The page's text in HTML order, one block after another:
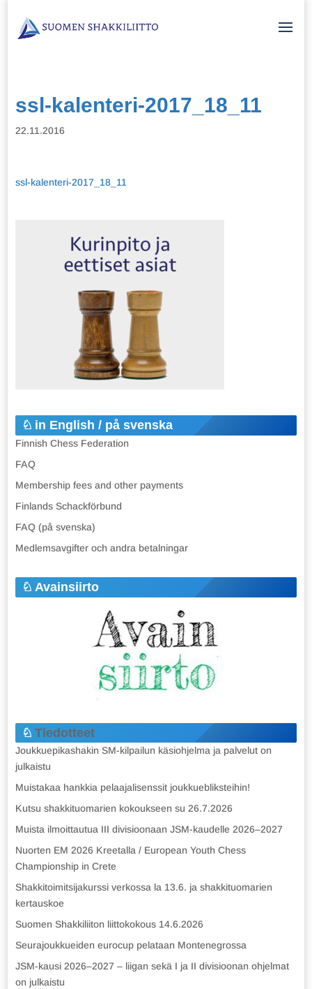
ssl-kalenteri-2017_18_11
22.11.2016
ssl-kalenteri-2017_18_11
in English / på svenska
Finnish Chess Federation
FAQ
Membership fees and other payments
Finlands Schackförbund
FAQ (på svenska)
Medlemsavgifter och andra betalningar
Avainsiirto
Tiedotteet
Joukkuepikashakin SM-kilpailun käsiohjelma ja palvelut on
julkaistu
Muistakaa hankkia pelaajalisenssit joukkuebliksteihin!
Kutsu shakkituomarien kokoukseen su 26.7.2026
Muista ilmoittautua III divisioonaan JSM-kaudelle 2026–2027
Nuorten EM 2026 Kreetalla / European Youth Chess
Championship in Crete
Shakkitoimitsijakurssi verkossa la 13.6. ja shakkituomarien
kertauskoe
Suomen Shakkiliiton liittokokous 14.6.2026
Seurajoukkueiden eurocup pelataan Montenegrossa
JSM-kausi 2026–2027 – liigan sekä I ja II divisioonan ohjelmat
on julkaistu